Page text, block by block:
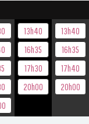
13h40
16h35
17h30
20h00
13h40
16h35
17h40
20h00